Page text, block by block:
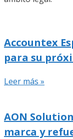
Accountex
para su
Leer más »
AON
marca y